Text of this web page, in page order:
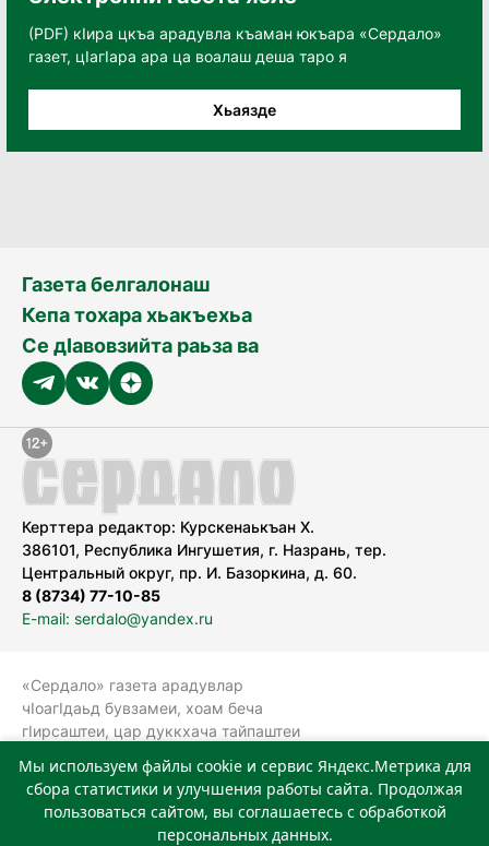
(PDF) кӀира цкъа арадувла къаман юкъара «Сердало»
газет, цӀагӀара ара ца воалаш деша таро я
Хьаязде
Газета белгалонаш
Кепа тохара хьакъехьа
Се дӀавовзийта раьза ва
Керттера редактор: Курскенаькъан Х.
386101, Республика Ингушетия, г. Назрань, тер.
Центральный округ, пр. И. Базоркина, д. 60.
8 (8734) 77-10-85
E-mail: serdalo@yandex.ru
«Сердало» газета арадувлар
чIоагIдаьд бувзамеи, хоам беча
гIирсаштеи, цар дуккхача тайпаштеи
болхлоша (Роскомнадзор).
Реестровая запись СМИ: ЭЛ № ФС 77-
78323 от 15.05.2020 г. Учредитель:
Мы используем файлы cookie и сервис Яндекс.Метрика для
сбора статистики и улучшения работы сайта. Продолжая
пользоваться сайтом, вы соглашаетесь с обработкой
персональных данных.